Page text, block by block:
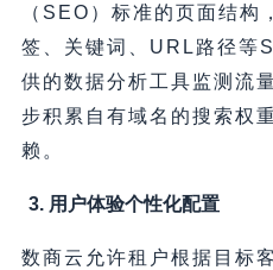
（SEO）标准的页面结
签、关键词、URL路径等
供的数据分析工具监测流
步积累自有域名的搜索权
赖。
3. 用户体验个性化配置
数商云允许租户根据目标